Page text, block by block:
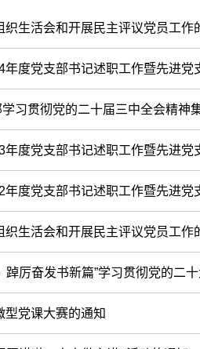
生活会和开展民主评议党员工作
度党支部书记述职工作暨先进党支
习贯彻党的二十届三中全会精神
度党支部书记述职工作暨先进党支
度党支部书记述职工作暨先进党支
生活会和开展民主评议党员工作
踔厉奋发书新篇”学习贯彻党的二
型党课大赛的通知